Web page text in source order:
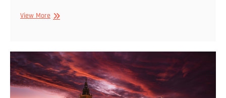
View MoreStyczeń